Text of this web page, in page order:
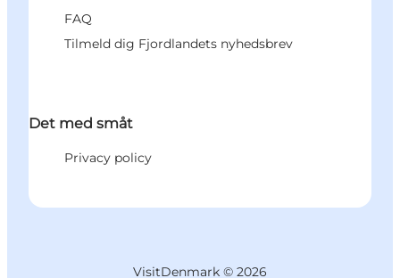
FAQ
Tilmeld dig Fjordlandets nyhedsbrev
Det med småt
Privacy policy
VisitDenmark © 2026